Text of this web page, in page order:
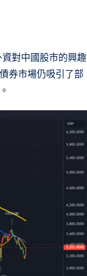
對中國股市的興趣
券市場仍吸引了部